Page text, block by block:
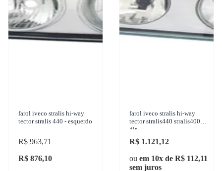
farol iveco stralis hi-way
tector stralis 440 - esquerdo
R$ 963,71
R$ 876,10
farol iveco stralis hi-way
tector stralis440 stralis400
dir
R$ 1.121,12
ou em 10x de R$ 112,11
sem juros